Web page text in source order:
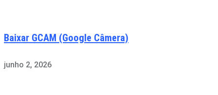
Baixar GCAM (Google Câmera)
junho 2, 2026